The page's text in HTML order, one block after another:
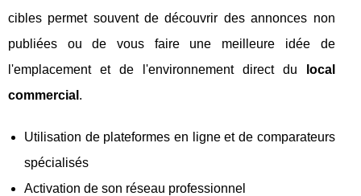
cibles permet souvent de découvrir des annonces non
publiées ou de vous faire une meilleure idée de
l'emplacement et de l'environnement direct du
local
commercial .
Utilisation de plateformes en ligne et de comparateurs
spécialisés
Activation de son réseau professionnel